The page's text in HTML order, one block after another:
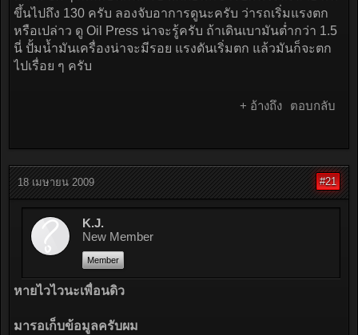
ขึ้นไปถึง 130 ครับ ลองจับอาการดูนะครับ ว่ารถเริ่มแรงตก
หรือเปล่าว ดู Oil Press น่าจะรู้ครับ ถ้าเดินเบามันต่ำกว่า 1.5
นี่ ปั้มน้ำมันเครื่องน่าจะมีรอย แรงดันเริ่มตก แล้วมันก็จะตก
ไปเรื่อย ๆ ครับ
+ อ้างถึง ตอบกลับ
18 เมษายน 2009 #21
K.J.
New Member
Member
หายไวไวนะเพื่อนดิว
มารอเก็บข้อมูลครับผม